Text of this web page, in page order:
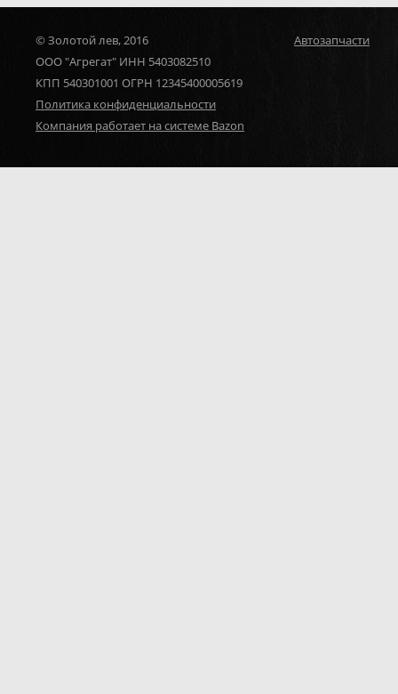
© Золотой лев, 2016
ООО "Агрегат" ИНН 5403082510
КПП 540301001 ОГРН 12345400005619
Политика конфиденциальности
Компания работает на системе Bazon
Автозапчасти